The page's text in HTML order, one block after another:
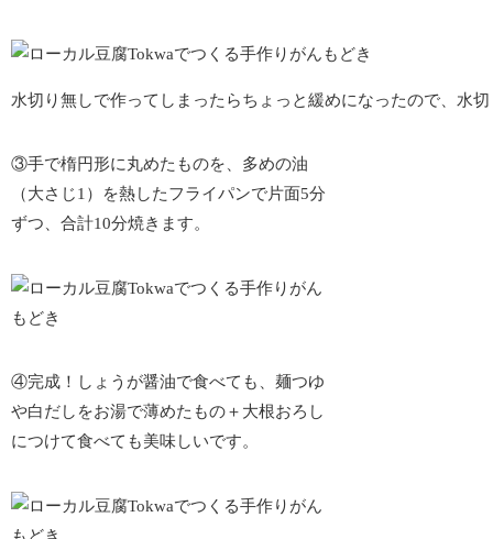
水切り無しで作ってしまったらちょっと緩めになったので、水
③手で楕円形に丸めたものを、多めの油
（大さじ1）を熱したフライパンで片面5分
ずつ、合計10分焼きます。
④完成！しょうが醤油で食べても、麺つゆ
や白だしをお湯で薄めたもの＋大根おろし
につけて食べても美味しいです。